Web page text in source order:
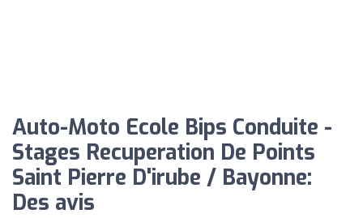
Auto-Moto Ecole Bips Conduite -
Stages Recuperation De Points
Saint Pierre D'irube / Bayonne:
Des avis